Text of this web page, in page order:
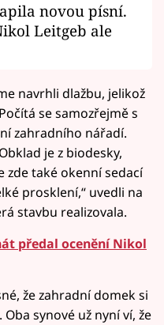
novou písní.
Leitgeb ale
navrhli dlažbu, jelikož
se samozřejmě s
zahradního nářadí.
je z biodesky,
také okenní sedací
prosklení,“ uvedli na
stavbu realizovala.
předal ocenění Nikol
že zahradní domek si
synové už nyní ví, že